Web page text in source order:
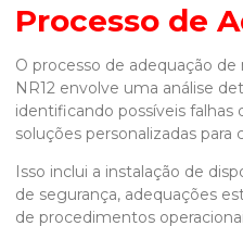
Processo de
O processo de adequação
NR12 envolve uma análise
identificando possíveis falhas
soluções personalizadas para
Isso inclui a instalação de
de segurança, adequações
de procedimentos